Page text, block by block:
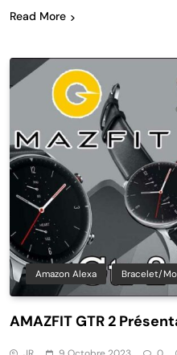
Read More
Amazon Alexa Bracelet/
AMAZFIT GTR 2